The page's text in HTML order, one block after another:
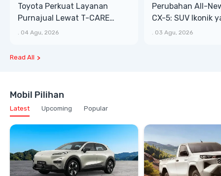
Toyota Perkuat Layanan
Purnajual Lewat T-CARE
XTRA, Manfaat Lebih Besar
. 04 Agu, 2026
Perubahan All-
CX-5: SUV Ikonik
Bongsor, Mewah,
. 03 Agu, 2026
Read All
Mobil Pilihan
Latest Upcoming Popular